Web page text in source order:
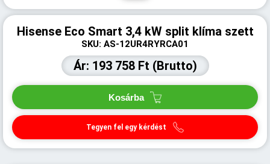
Hisense Eco Smart 3,4 kW split klíma szett
SKU: AS-12UR4RYRCA01
Ár: 193 758 Ft (Brutto)
Kosárba
Tegyen fel egy kérdést